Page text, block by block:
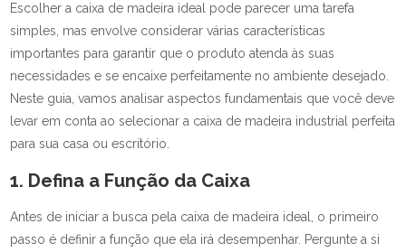
Escolher a caixa de madeira ideal pode parecer uma tarefa
simples, mas envolve considerar várias características
importantes para garantir que o produto atenda às suas
necessidades e se encaixe perfeitamente no ambiente desejado.
Neste guia, vamos analisar aspectos fundamentais que você deve
levar em conta ao selecionar a caixa de madeira industrial perfeita
para sua casa ou escritório.
1. Defina a Função da Caixa
Antes de iniciar a busca pela caixa de madeira ideal, o primeiro
passo é definir a função que ela irá desempenhar. Pergunte a si